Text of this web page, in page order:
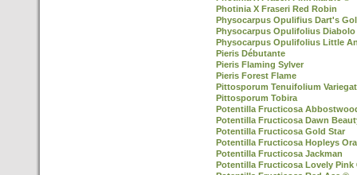
Photinia X Fraseri Red Robin
Physocarpus Opulifius Dart's
Physocarpus Opulifolius Diabolo
Physocarpus Opulifolius Little
Pieris Débutante
Pieris Flaming Sylver
Pieris Forest Flame
Pittosporum Tenuifolium
Pittosporum Tobira
Potentilla Fructicosa
Potentilla Fructicosa Dawn
Potentilla Fructicosa Gold Star
Potentilla Fructicosa Hopleys
Potentilla Fructicosa Jackman
Potentilla Fructicosa Lovely Pink